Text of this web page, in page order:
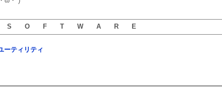
S O F T W A R E
ーティリティ